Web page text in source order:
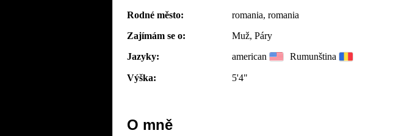
Rodné město:
romania, romania
Zajímám se o:
Muž, Páry
Jazyky:
american Rumunština
Výška: 5'4"
O mně